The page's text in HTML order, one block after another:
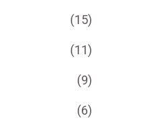
(15)
(11)
(9)
(6)